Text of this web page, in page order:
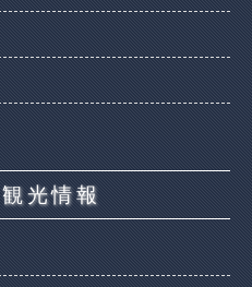
観光情報